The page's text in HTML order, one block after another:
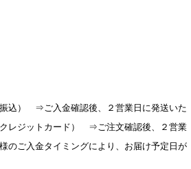
込） ⇒ご入金確認後、２営業日に発送いた
クレジットカード） ⇒ご注文確認後、２営業
のご入金タイミングにより、お届け予定日が